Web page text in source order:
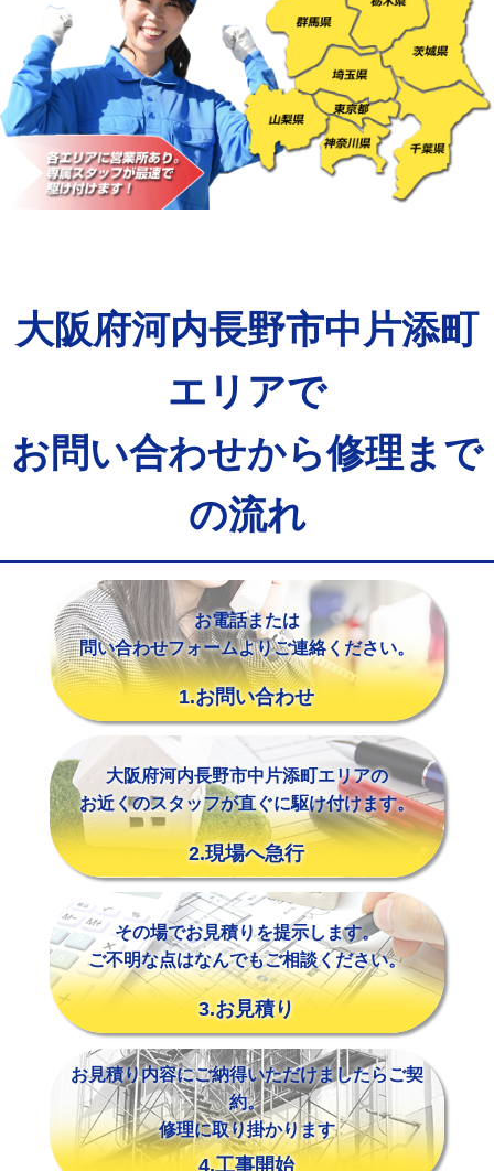
用（追加）/3ｍ超え)
給水管工事※（ライニング鋼管・銅
管・ポリ管・HT管使用/3ｍまで)
44,000円
給水管工事※（ライニング鋼管・銅
管・ポリ管・HT管使用/3ｍ超え)
+8,800円
マス交換（土の掘削・埋め戻し作業）
コンクリート斫り（厚さ10㎝まで） 27,500円
コンクリート斫り（厚さ10㎝超え） 38,500円
モルタル補修（厚さ10㎝超え） 38,500円
※給水管工事は20mmまでの価格です。
大阪府河内長野市中片添町
エリアで
お問い合わせから修理まで
の流れ
お電話または
問い合わせフォームよりご連絡ください。
1.お問い合わせ
大阪府河内長野市中片添町エリアの
お近くのスタッフが直ぐに駆け付けます。
2.現場へ急行
その場でお見積りを提示します。
ご不明な点はなんでもご相談ください。
3.お見積り
お見積り内容にご納得いただけましたらご契
約。
修理に取り掛かります
4.工事開始